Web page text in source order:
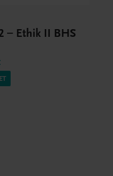
– Ethik II BHS